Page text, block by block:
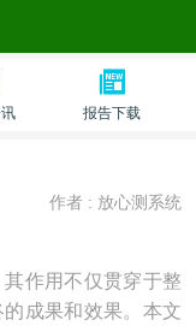
报告下载
作者 : 放心测系统
作用不仅贯穿于整
成果和效果。本文